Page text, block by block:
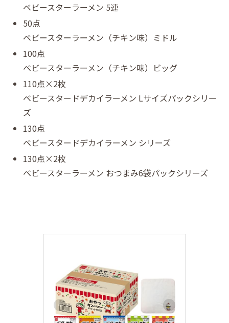
ベビースターラーメン 5連
50点
ベビースターラーメン（チキン味）ミドル
100点
ベビースターラーメン（チキン味）ビッグ
110点×2枚
ベビースタードデカイラーメン Lサイズパックシリー
ズ
130点
ベビースタードデカイラーメン シリーズ
130点×2枚
ベビースターラーメン おつまみ6袋パックシリーズ